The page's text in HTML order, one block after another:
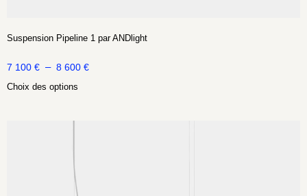
Suspension Pipeline 1 par ANDlight
7 100 € – 8 600 €
Choix des options